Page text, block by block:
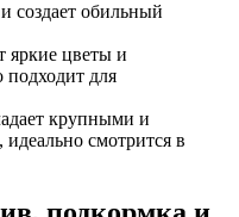
создает обильный
яркие цветы и
для
крупными и
смотрится в